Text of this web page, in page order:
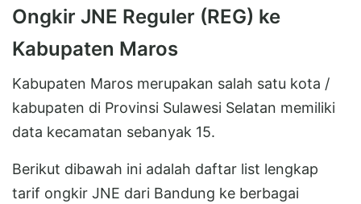
Ongkir JNE Reguler (REG) ke
Kabupaten Maros
Kabupaten Maros merupakan salah satu kota /
kabupaten di Provinsi Sulawesi Selatan memiliki
data kecamatan sebanyak 15.
Berikut dibawah ini adalah daftar list lengkap
tarif ongkir JNE dari Bandung ke berbagai